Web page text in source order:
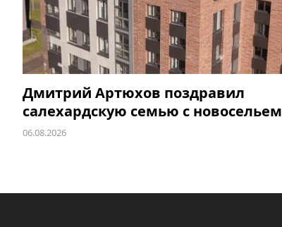
Дмитрий Артюхов поздравил
салехардскую семью с новосельем
06.08.2026